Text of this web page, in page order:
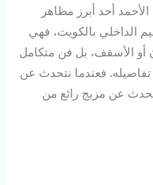
أحد أبرز مظاهر
الداخلي بالكويت، فهي
أو الأسقف، بل فن متكامل
فعندما نتحدث عن
عن مزيج رائع من